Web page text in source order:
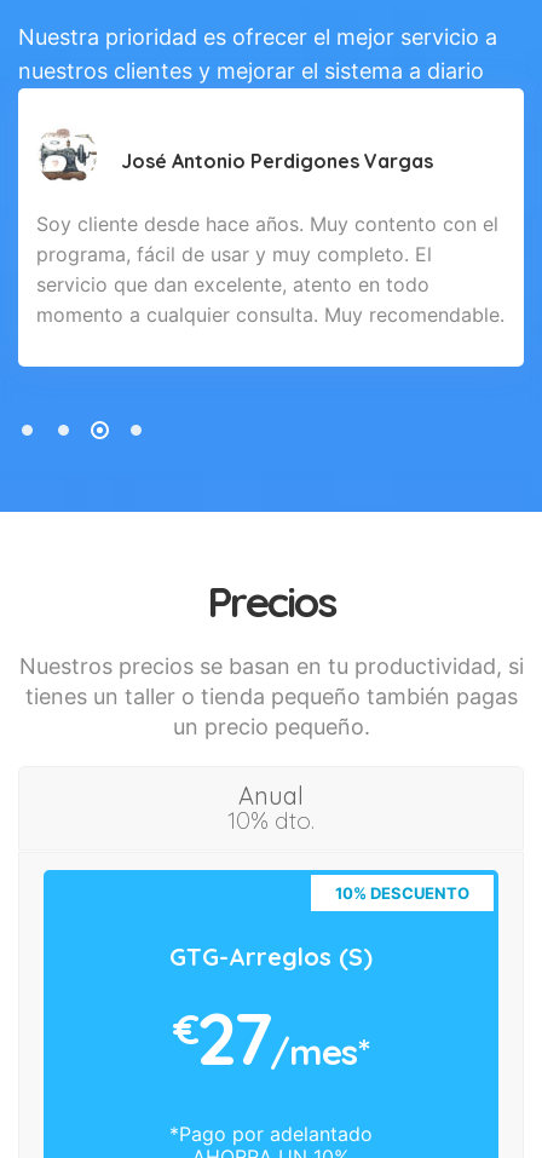
Nuestra prioridad es ofrecer el mejor servicio a
nuestros clientes y mejorar el sistema a diario
José Antonio Perdigones Vargas
Soy cliente desde hace años. Muy contento con el
programa, fácil de usar y muy completo. El
servicio que dan excelente, atento en todo
momento a cualquier consulta. Muy recomendable.
Precios
Nuestros precios se basan en tu productividad, si
tienes un taller o tienda pequeño también pagas
un precio pequeño.
Anual
10% dto.
10% DESCUENTO
GTG-Arreglos (S)
€27/mes*
*Pago por adelantado